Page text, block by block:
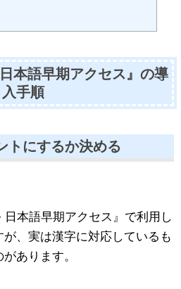
本語早期アクセス』の導
入手順
トにするか決める
日本語早期アクセス』で利用し
、実は漢字に対応しているも
あります。